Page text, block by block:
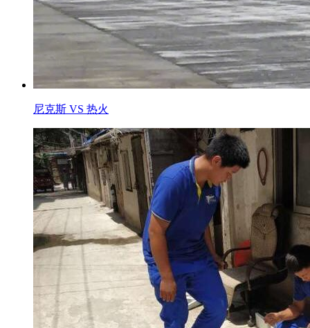
尼克斯 VS 热火